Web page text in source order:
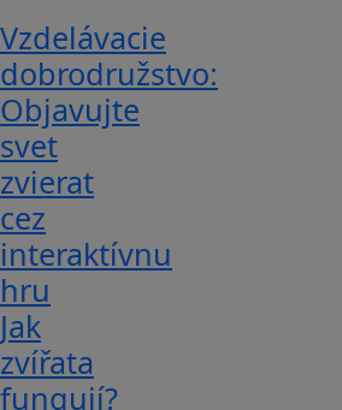
Vzdelávacie
dobrodružstvo:
Objavujte
svet
zvierat
cez
interaktívnu
hru
Jak
zvířata
fungují?